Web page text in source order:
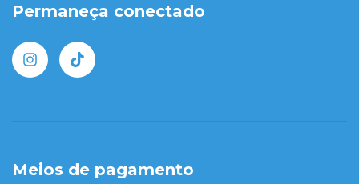
Permaneça conectado
Meios de pagamento